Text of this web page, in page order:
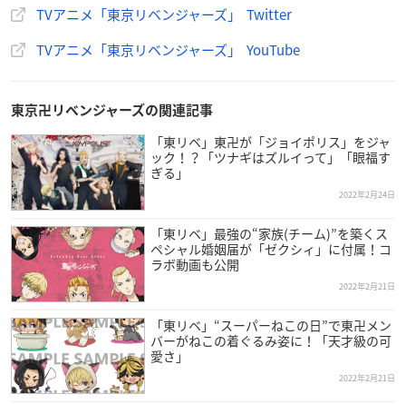
2022年5月18日（水）に
が発売‼️
橘日向や橘直人、そして溝中五人衆のイメージソングが収
録予定🍀🚓🏫
ぜひチェックしてください！
n_anime#東リベ
— TVアニメ『東京リベンジャーズ』公式@聖夜決戦編、202
3年1月放送開始🔥 (@anime_toman)
February 24, 2022
【Music Video BUDDY公開🔥】
TVアニメ『東京リベンジャーズ』EP01より
林田春樹＆林 良平（CV：木村 昴＆野津山幸宏）
TVアニメ「東京リベンジャーズ」 Twitter
TVアニメ「東京リベンジャーズ」 YouTube
東京卍リベンジャーズの関連記事
「東リベ」東卍が「ジョイポリス」をジャ
ック！？「ツナギはズルイって」「眼福す
ぎる」
2022年2月24日
「東リベ」最強の“家族(チーム)”を築くス
ペシャル婚姻届が「ゼクシィ」に付属！コ
ラボ動画も公開
2022年2月21日
「東リベ」“スーパーねこの日”で東卍メン
バーがねこの着ぐるみ姿に！「天才級の可
愛さ」
2022年2月21日